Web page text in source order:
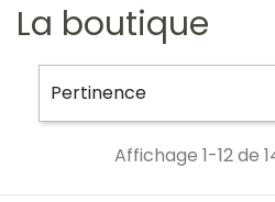
La boutique
Pertinence
Affichage 1-12 de